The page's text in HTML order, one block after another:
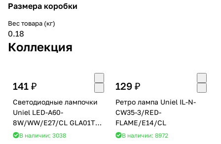
Размера коробки
Вес товара (кг)
0.18
Коллекция
141 ₽
Светодиодные лампочки
Uniel LED-A60-
8W/WW/E27/CL GLA01TR
В наличии: 3038
129 ₽
Ретро лампа Uniel IL-N-
CW35-3/RED-
FLAME/E14/CL
В наличии: 8972